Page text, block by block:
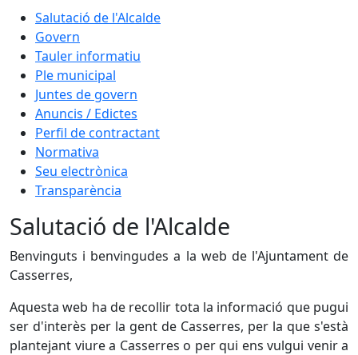
Salutació de l'Alcalde
Govern
Tauler informatiu
Ple municipal
Juntes de govern
Anuncis / Edictes
Perfil de contractant
Normativa
Seu electrònica
Transparència
Salutació de l'Alcalde
Benvinguts i benvingudes a la web de l'Ajuntament de
Casserres,
Aquesta web ha de recollir tota la informació que pugui
ser d'interès per la gent de Casserres, per la que s'està
plantejant viure a Casserres o per qui ens vulgui venir a